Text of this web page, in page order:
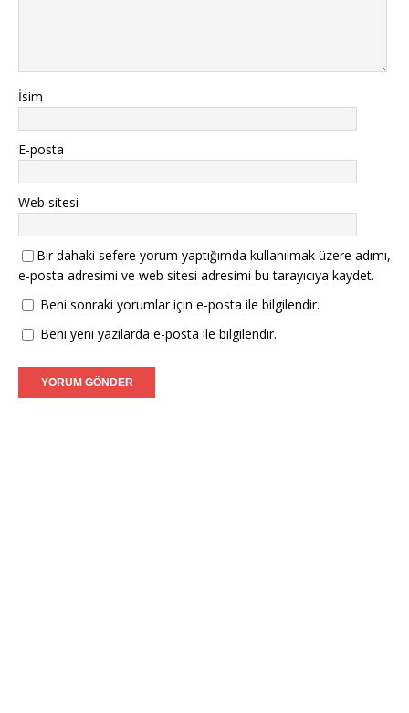
İsim
E-posta
Web sitesi
Bir dahaki sefere yorum yaptığımda kullanılmak üzere adımı,
e-posta adresimi ve web sitesi adresimi bu tarayıcıya kaydet.
Beni sonraki yorumlar için e-posta ile bilgilendir.
Beni yeni yazılarda e-posta ile bilgilendir.